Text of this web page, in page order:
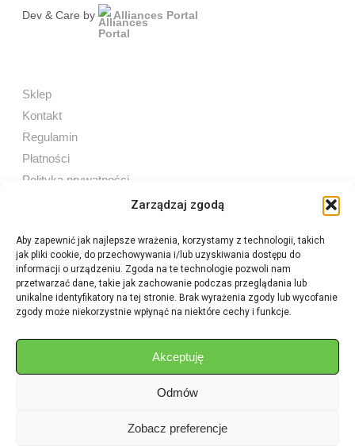
Zarządzaj zgodą
Aby zapewnić jak najlepsze wrażenia, korzystamy z technologii, takich
jak pliki cookie, do przechowywania i/lub uzyskiwania dostępu do
informacji o urządzeniu. Zgoda na te technologie pozwoli nam
przetwarzać dane, takie jak zachowanie podczas przeglądania lub
unikalne identyfikatory na tej stronie. Brak wyrażenia zgody lub wycofanie
zgody może niekorzystnie wpłynąć na niektóre cechy i funkcje.
Akceptuję
Odmów
Zobacz preferencje
Dev & Care by Alliances Portal
Sklep
Kontakt
Regulamin
Płatności
Polityka prywatności
Sprzedaż internetowa
Tel:605 603 753
Sprzedaż detaliczna
aukcje.agrohurt@gmail.com